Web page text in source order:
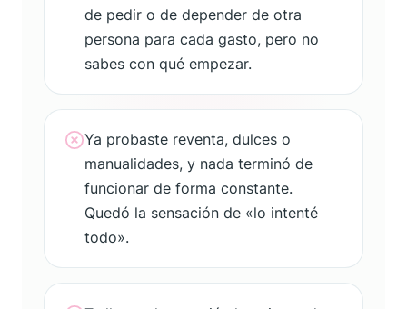
de pedir o de depender de otra
persona para cada gasto, pero no
sabes con qué empezar.
Ya probaste reventa, dulces o
manualidades, y nada terminó de
funcionar de forma constante.
Quedó la sensación de «lo intenté
todo».